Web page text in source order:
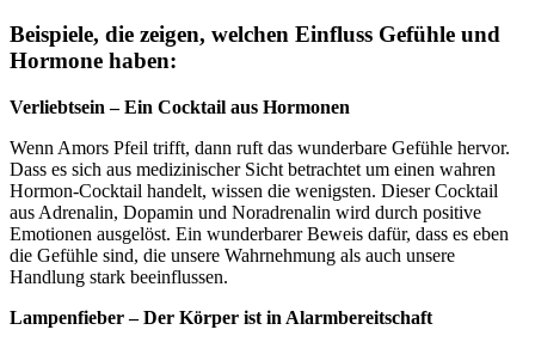
Beispiele, die zeigen, welchen Einfluss Gefühle und
Hormone haben:
Verliebtsein – Ein Cocktail aus Hormonen
Wenn Amors Pfeil trifft, dann ruft das wunderbare Gefühle hervor.
Dass es sich aus medizinischer Sicht betrachtet um einen wahren
Hormon-Cocktail handelt, wissen die wenigsten. Dieser Cocktail
aus Adrenalin, Dopamin und Noradrenalin wird durch positive
Emotionen ausgelöst. Ein wunderbarer Beweis dafür, dass es eben
die Gefühle sind, die unsere Wahrnehmung als auch unsere
Handlung stark beeinflussen.
Lampenfieber – Der Körper ist in Alarmbereitschaft